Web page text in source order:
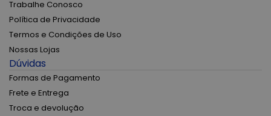
Trabalhe Conosco
Política de Privacidade
Termos e Condições de Uso
Nossas Lojas
Dúvidas
Formas de Pagamento
Frete e Entrega
Troca e devolução